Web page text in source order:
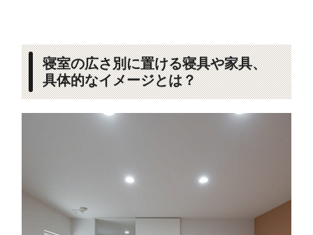
寝室の広さ別に置ける寝具や家具、
具体的なイメージとは？